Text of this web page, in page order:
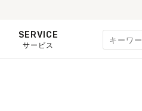
SERVICE
サービス